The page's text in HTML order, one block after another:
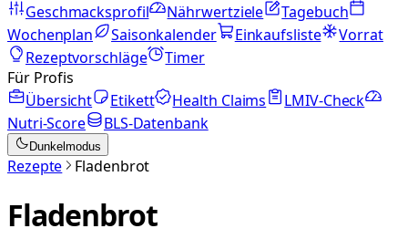
Geschmacksprofil
Nährwertziele
Tagebuch
Wochenplan
Saisonkalender Einkaufsliste
Vorrat
Rezeptvorschläge
Timer
Für Profis
Übersicht
Etikett Health Claims
LMIV-Check
Nutri-Score
BLS-Datenbank
Dunkelmodus
Rezepte Fladenbrot
Fladenbrot